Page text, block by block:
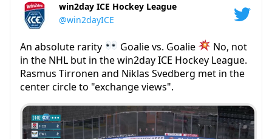
win2day ICE Hockey League
@win2dayICE
An absolute rarity Goalie vs. Goalie
No, not
in the NHL but in the win2day ICE Hockey League.
Rasmus Tirronen and Niklas Svedberg met in the
center circle to "exchange views".